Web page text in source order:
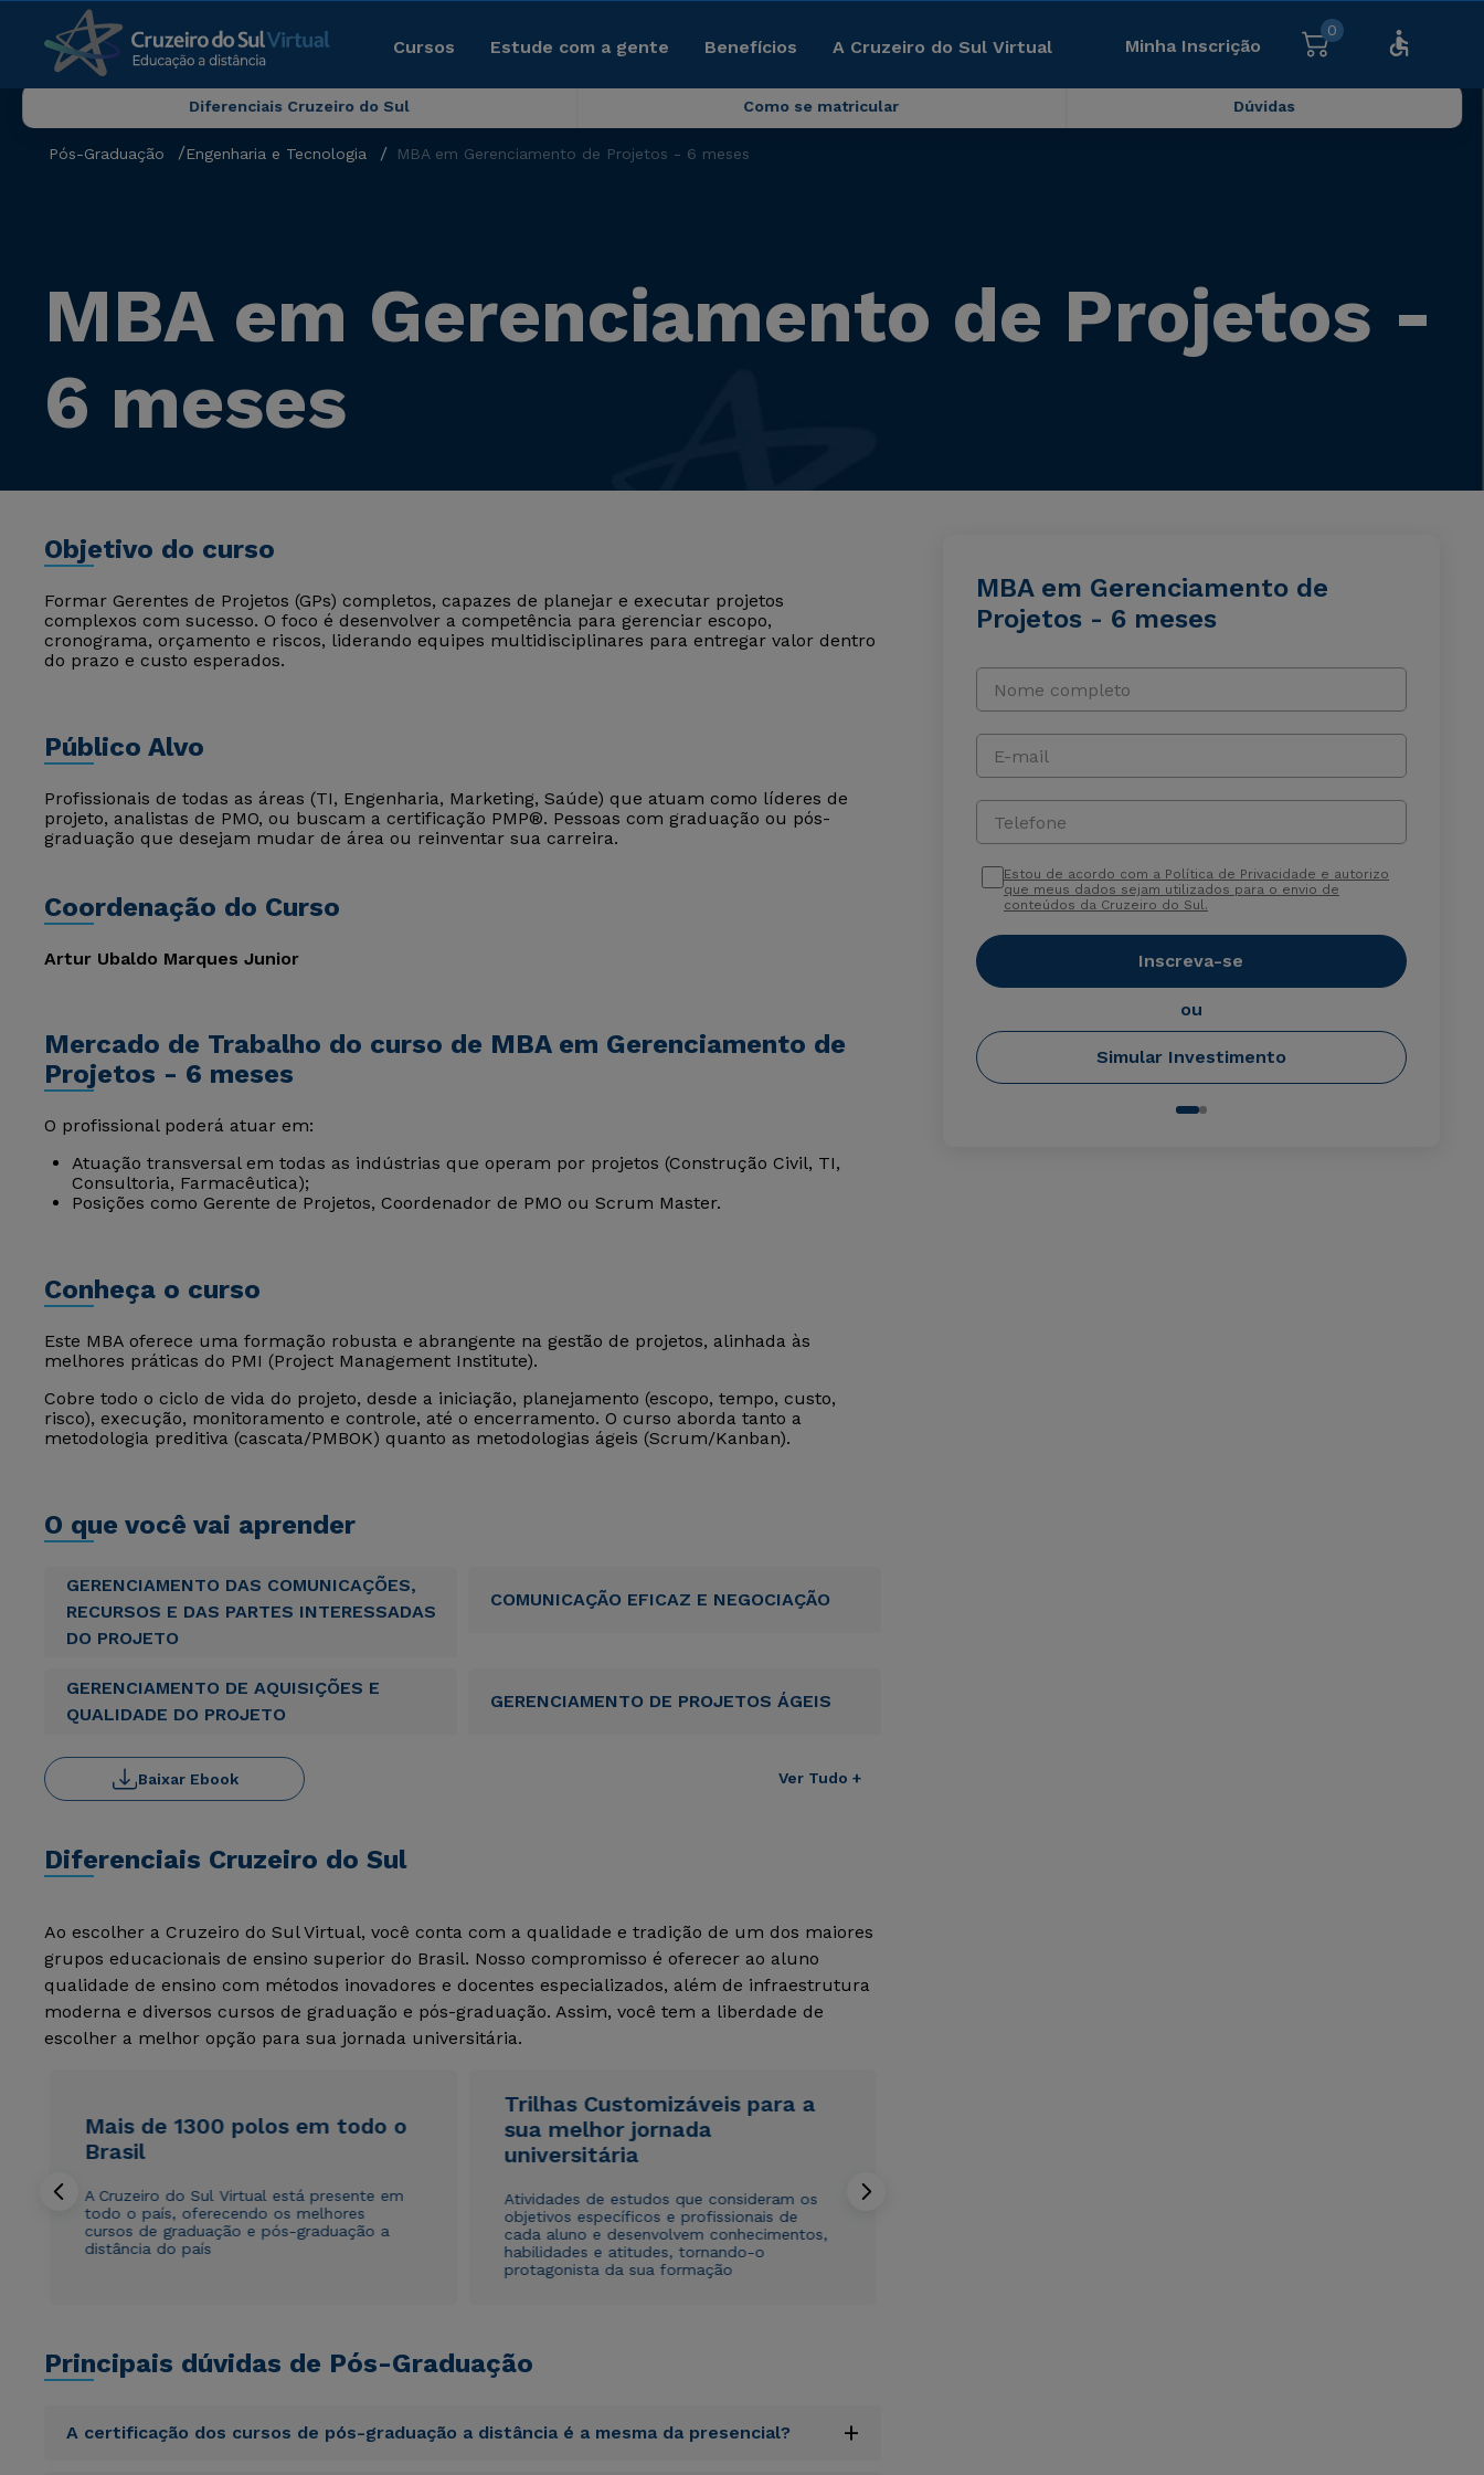
Cursos Estude com a gente Benefícios A Cruzeiro do Sul Virtual Minha Inscrição
0
Diferenciais Cruzeiro do Sul Como se matricular Dúvidas
Pós-Graduação Engenharia e Tecnologia MBA em Gerenciamento de Projetos - 6 meses
MBA em Gerenciamento de Projetos -
6 meses
Objetivo do curso
Formar Gerentes de Projetos (GPs) completos, capazes de planejar e executar projetos
complexos com sucesso. O foco é desenvolver a competência para gerenciar escopo,
cronograma, orçamento e riscos, liderando equipes multidisciplinares para entregar valor dentro
do prazo e custo esperados.
Público Alvo
Profissionais de todas as áreas (TI, Engenharia, Marketing, Saúde) que atuam como líderes de
projeto, analistas de PMO, ou buscam a certificação PMP®. Pessoas com graduação ou pós-
graduação que desejam mudar de área ou reinventar sua carreira.
Coordenação do Curso
Artur Ubaldo Marques Junior
Mercado de Trabalho do curso de MBA em Gerenciamento de
Projetos - 6 meses
O profissional poderá atuar em:
Atuação transversal em todas as indústrias que operam por projetos (Construção Civil, TI,
Consultoria, Farmacêutica);
Posições como Gerente de Projetos, Coordenador de PMO ou Scrum Master.
Conheça o curso
Este MBA oferece uma formação robusta e abrangente na gestão de projetos, alinhada às
melhores práticas do PMI (Project Management Institute).
Cobre todo o ciclo de vida do projeto, desde a iniciação, planejamento (escopo, tempo, custo,
risco), execução, monitoramento e controle, até o encerramento. O curso aborda tanto a
metodologia preditiva (cascata/PMBOK) quanto as metodologias ágeis (Scrum/Kanban).
O que você vai aprender
GERENCIAMENTO DAS COMUNICAÇÕES,
RECURSOS E DAS PARTES INTERESSADAS
DO PROJETO
COMUNICAÇÃO EFICAZ E NEGOCIAÇÃO
GERENCIAMENTO DE AQUISIÇÕES E
QUALIDADE DO PROJETO
GERENCIAMENTO DE PROJETOS ÁGEIS
Ver Tudo +
Baixar Ebook
Diferenciais Cruzeiro do Sul
Ao escolher a Cruzeiro do Sul Virtual, você conta com a qualidade e tradição de um dos maiores
grupos educacionais de ensino superior do Brasil. Nosso compromisso é oferecer ao aluno
qualidade de ensino com métodos inovadores e docentes especializados, além de infraestrutura
moderna e diversos cursos de graduação e pós-graduação. Assim, você tem a liberdade de
escolher a melhor opção para sua jornada universitária.
Mais de 1300 polos em todo o
Brasil
A Cruzeiro do Sul Virtual está presente em
todo o país, oferecendo os melhores
cursos de graduação e pós-graduação a
distância do país
Trilhas Customizáveis para a
sua melhor jornada
universitária
Atividades de estudos que consideram os
objetivos específicos e profissionais de
cada aluno e desenvolvem conhecimentos,
habilidades e atitudes, tornando-o
protagonista da sua formação
Principais dúvidas de Pós-Graduação
A certificação dos cursos de pós-graduação a distância é a mesma da presencial? +
MBA em Gerenciamento de
Projetos - 6 meses
Nome completo
E-mail
Telefone
Estou de acordo com a Política de Privacidade e autorizo
que meus dados sejam utilizados para o envio de
conteúdos da Cruzeiro do Sul.
Inscreva-se
ou
Simular Investimento
Rápido e fácil
Estou de acordo com aPolítica de Privacidade.
autorizo que meus dados sejam utilizados para o
envio de conteúdos da Cruzeiro do Sul.
Rápido e fácil
Estou de acordo com aPolítica de Privacidade.
autorizo que meus dados sejam utilizados para o
envio de conteúdos da Cruzeiro do Sul.